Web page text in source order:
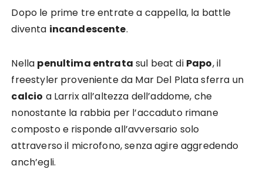
Dopo le prime tre entrate a cappella, la battle
diventa incandescente.
Nella penultima entrata sul beat di Papo, il
freestyler proveniente da Mar Del Plata sferra un
calcio a Larrix all’altezza dell’addome, che
nonostante la rabbia per l’accaduto rimane
composto e risponde all’avversario solo
attraverso il microfono, senza agire aggredendo
anch’egli.